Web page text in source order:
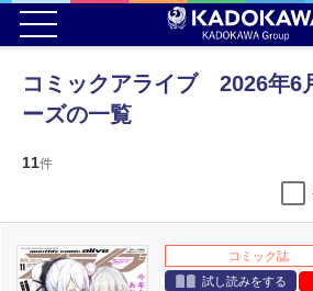
コミックアライブ 2026年6
ーズの一覧
11件
コミック誌
試し読みをする